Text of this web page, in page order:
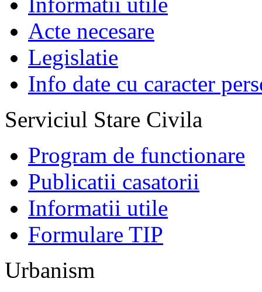
Acte necesare
Legislatie
Info date cu caracter
Serviciul Stare Civila
Program de functionare
Publicatii casatorii
Informatii utile
Formulare TIP
Urbanism